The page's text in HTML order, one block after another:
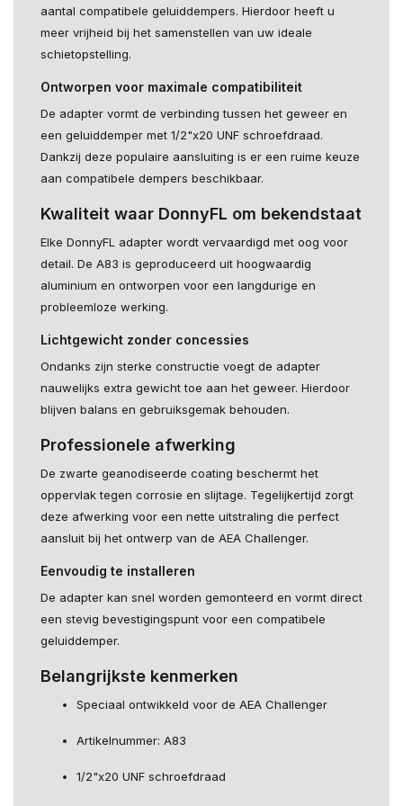
aantal compatibele geluiddempers. Hierdoor heeft u
meer vrijheid bij het samenstellen van uw ideale
schietopstelling.
Ontworpen voor maximale compatibiliteit
De adapter vormt de verbinding tussen het geweer en
een geluiddemper met 1/2"x20 UNF schroefdraad.
Dankzij deze populaire aansluiting is er een ruime keuze
aan compatibele dempers beschikbaar.
Kwaliteit waar DonnyFL om bekendstaat
Elke DonnyFL adapter wordt vervaardigd met oog voor
detail. De A83 is geproduceerd uit hoogwaardig
aluminium en ontworpen voor een langdurige en
probleemloze werking.
Lichtgewicht zonder concessies
Ondanks zijn sterke constructie voegt de adapter
nauwelijks extra gewicht toe aan het geweer. Hierdoor
blijven balans en gebruiksgemak behouden.
Professionele afwerking
De zwarte geanodiseerde coating beschermt het
oppervlak tegen corrosie en slijtage. Tegelijkertijd zorgt
deze afwerking voor een nette uitstraling die perfect
aansluit bij het ontwerp van de AEA Challenger.
Eenvoudig te installeren
De adapter kan snel worden gemonteerd en vormt direct
een stevig bevestigingspunt voor een compatibele
geluiddemper.
Belangrijkste kenmerken
Speciaal ontwikkeld voor de AEA Challenger
Artikelnummer: A83
1/2"x20 UNF schroefdraad